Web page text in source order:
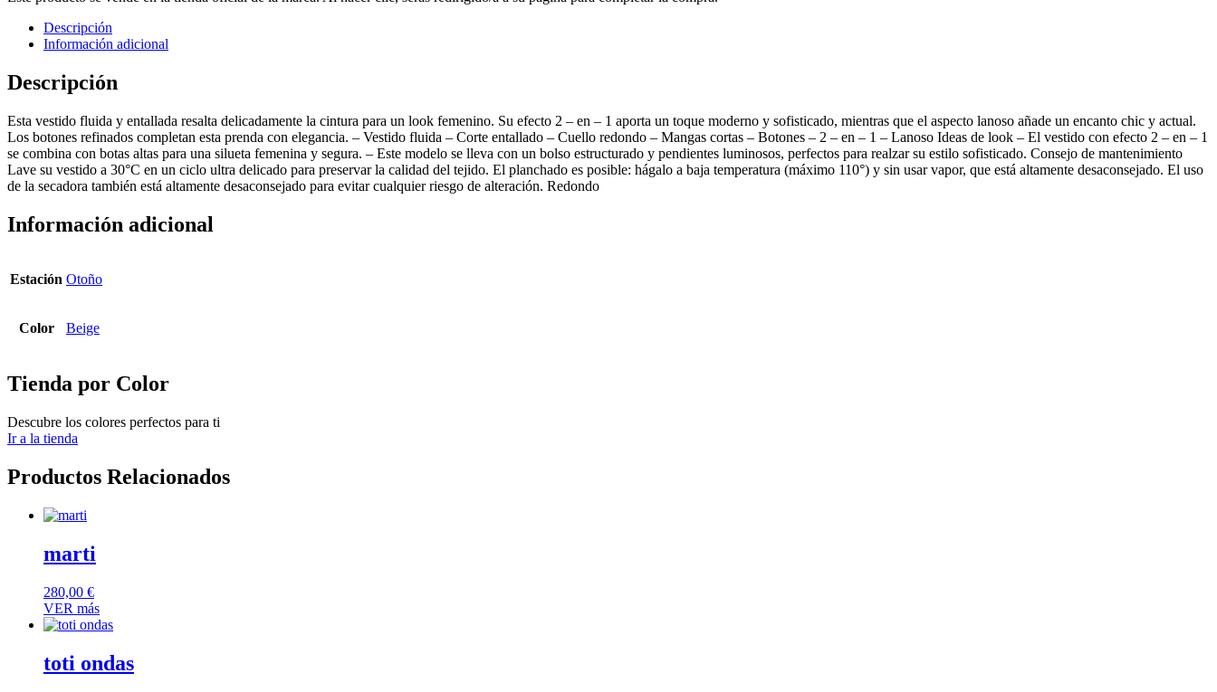
Descripción
Información adicional
Descripción
Esta vestido fluida y entallada resalta delicadamente la cintura para un look femenino. Su efecto 2 – en – 1 aporta un toque moderno y sofisticado, mientras que el aspecto lanoso añade un encanto chic y actual.
Los botones refinados completan esta prenda con elegancia. – Vestido fluida – Corte entallado – Cuello redondo – Mangas cortas – Botones – 2 – en – 1 – Lanoso Ideas de look – El vestido con efecto 2 – en – 1
se combina con botas altas para una silueta femenina y segura. – Este modelo se lleva con un bolso estructurado y pendientes luminosos, perfectos para realzar su estilo sofisticado. Consejo de mantenimiento
Lave su vestido a 30°C en un ciclo ultra delicado para preservar la calidad del tejido. El planchado es posible: hágalo a baja temperatura (máximo 110°) y sin usar vapor, que está altamente desaconsejado. El uso
de la secadora también está altamente desaconsejado para evitar cualquier riesgo de alteración. Redondo
Información adicional
Estación Otoño
Color Beige
Tienda por Color
Descubre los colores perfectos para ti
Ir a la tienda
Productos Relacionados
marti
280,00 €
VER más
toti ondas